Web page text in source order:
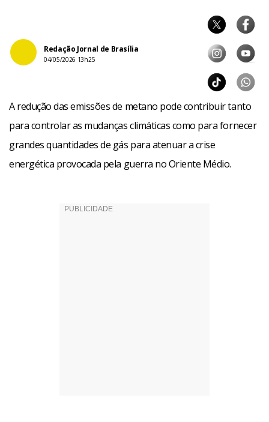
Redação Jornal de Brasília
04/05/2026 13h25
A redução das emissões de metano pode contribuir tanto
para controlar as mudanças climáticas como para fornecer
grandes quantidades de gás para atenuar a crise
energética provocada pela guerra no Oriente Médio.